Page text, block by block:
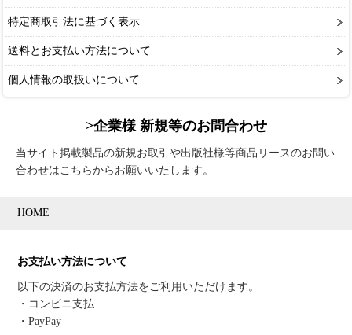
特定商取引法に基づく表示
送料とお支払い方法について
個人情報の取扱いについて
>企業様 新規等のお問合わせ
当サイト掲載製品の新規お取引や出版社様等商品リースのお問い
合わせはこちらからお願いいたします。
HOME
お支払い方法について
以下の決済のお支払方法をご利用いただけます。
・コンビニ支払
・PayPay